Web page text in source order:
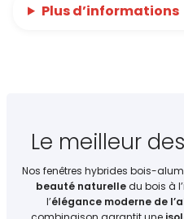
Plus d’informations
Le meilleur
Nos fenêtres hybrides bois-
beauté naturelledu bois à
l’élégance moderne de